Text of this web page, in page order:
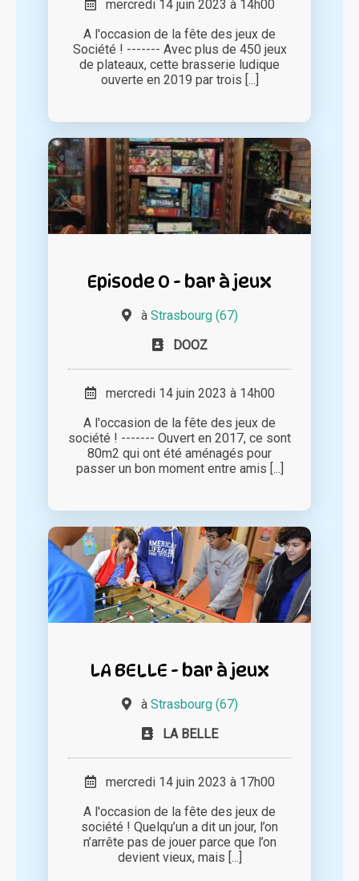
mercredi 14 juin 2023 à 14h00
A l'occasion de la fête des jeux de
Société ! ------- Avec plus de 450 jeux
de plateaux, cette brasserie ludique
ouverte en 2019 par trois [...]
Episode 0 - bar à jeux
à Strasbourg (67)
DOOZ
mercredi 14 juin 2023 à 14h00
A l'occasion de la fête des jeux de
société ! ------- Ouvert en 2017, ce sont
80m2 qui ont été aménagés pour
passer un bon moment entre amis [...]
LA BELLE - bar à jeux
à Strasbourg (67)
LA BELLE
mercredi 14 juin 2023 à 17h00
A l'occasion de la fête des jeux de
société ! Quelqu’un a dit un jour, l’on
n’arrête pas de jouer parce que l’on
devient vieux, mais [...]